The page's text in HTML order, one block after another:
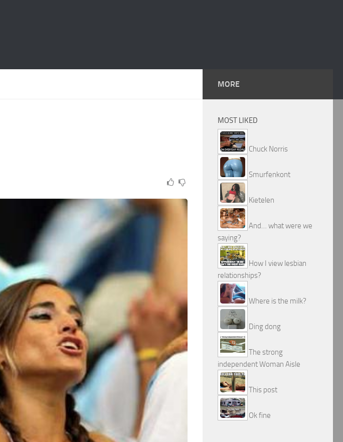
MORE
MOST LIKED
Chuck Norris
Smurfenkont
Kietelen
And… what were we
saying?
How I view lesbian
relationships?
Where is the milk?
Ding dong
The strong
independent Woman Aisle
This post
Ok fine